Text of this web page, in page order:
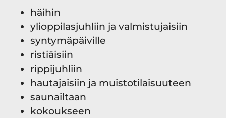
häihin
ylioppilasjuhliin ja valmistujaisiin
syntymäpäiville
ristiäisiin
rippijuhliin
hautajaisiin ja muistotilaisuuteen
saunailtaan
kokoukseen